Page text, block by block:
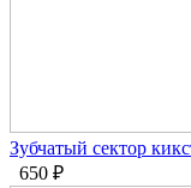
Зубчатый сектор
650 ₽